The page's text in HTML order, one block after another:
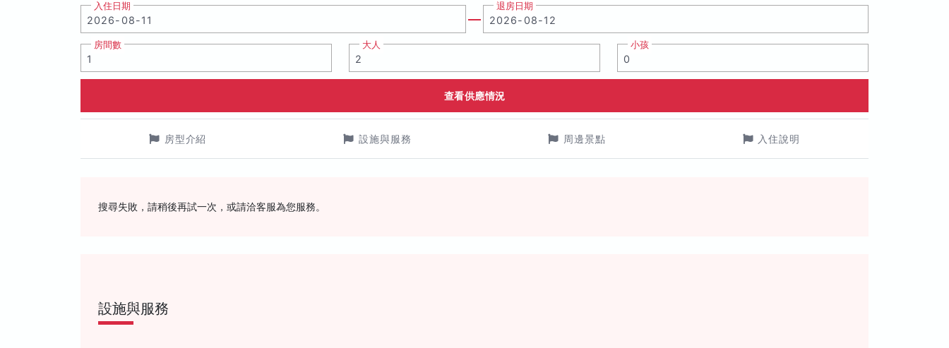
入住日期 退房日期
房間數 大人 小孩
查看供應情況
房型介紹 設施與服務 周邊景點 入住說明
搜尋失敗，請稍後再試一次，或請洽客服為您服務。
設施與服務